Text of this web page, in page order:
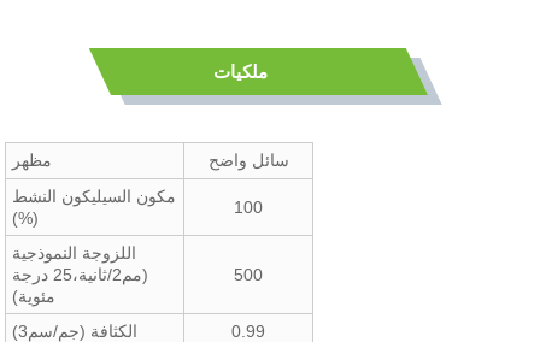
ملكيات
مظهر
سائل واضح
مكون السيليكون النشط
(%)
100
اللزوجة النموذجية
(مم2/ثانية،25 درجة
مئوية)
500
الكثافة (جم/سم3) 0.99